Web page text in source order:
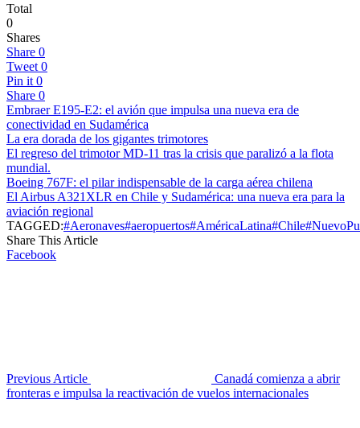
Total
0
Shares
Share 0
Tweet 0
Pin it 0
Share 0
Embraer E195-E2: el avión que impulsa una nueva era de
conectividad en Sudamérica
La era dorada de los gigantes trimotores
El regreso del trimotor MD-11 tras la crisis que paralizó a la flota
mundial.
Boeing 767F: el pilar indispensable de la carga aérea chilena
El Airbus A321XLR en Chile y Sudamérica: una nueva era para la
aviación regional
TAGGED:#Aeronaves#aeropuertos#AméricaLatina#Chile
Share This Article
Facebook
Previous Article
Canadá comienza a abrir
fronteras e impulsa la reactivación de vuelos internacionales